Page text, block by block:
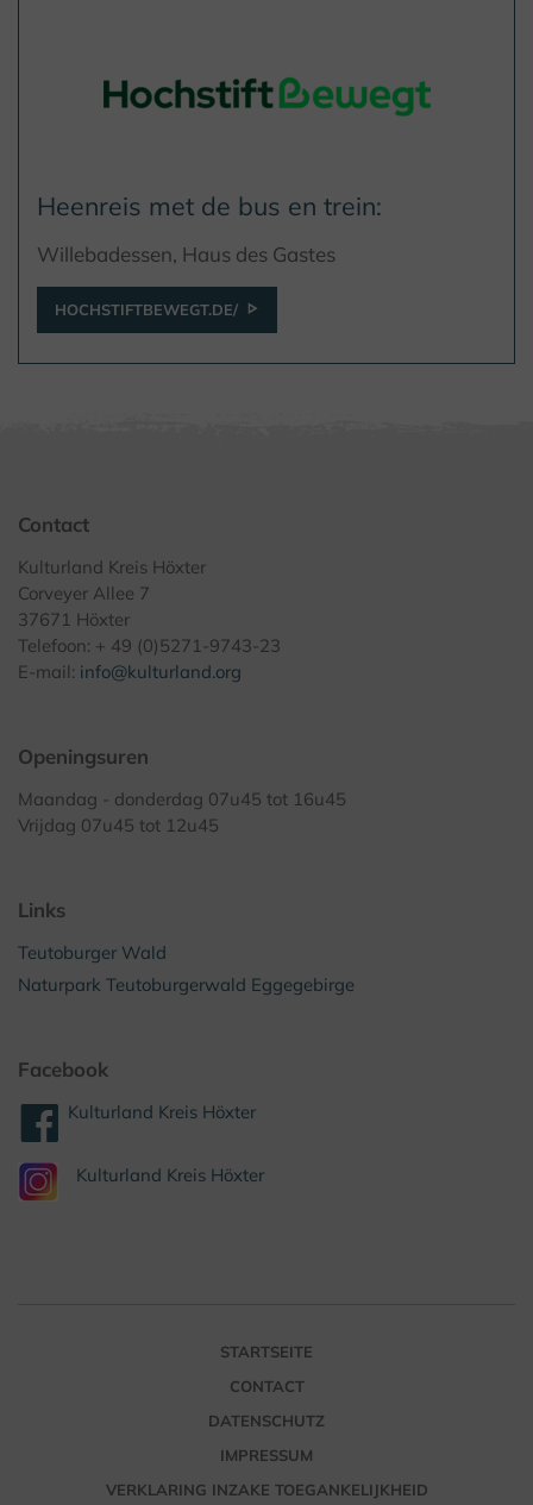
Heenreis met de bus en trein:
Willebadessen, Haus des Gastes
HOCHSTIFTBEWEGT.DE/
Contact
Kulturland Kreis Höxter
Corveyer Allee 7
37671 Höxter
Telefoon: + 49 (0)5271-9743-23
E-mail: info@kulturland.org
Openingsuren
Maandag - donderdag 07u45 tot 16u45
Vrijdag 07u45 tot 12u45
Links
Teutoburger Wald
Naturpark Teutoburgerwald Eggegebirge
Facebook
Kulturland Kreis Höxter
Kulturland Kreis Höxter
STARTSEITE
CONTACT
DATENSCHUTZ
IMPRESSUM
VERKLARING INZAKE TOEGANKELIJKHEID